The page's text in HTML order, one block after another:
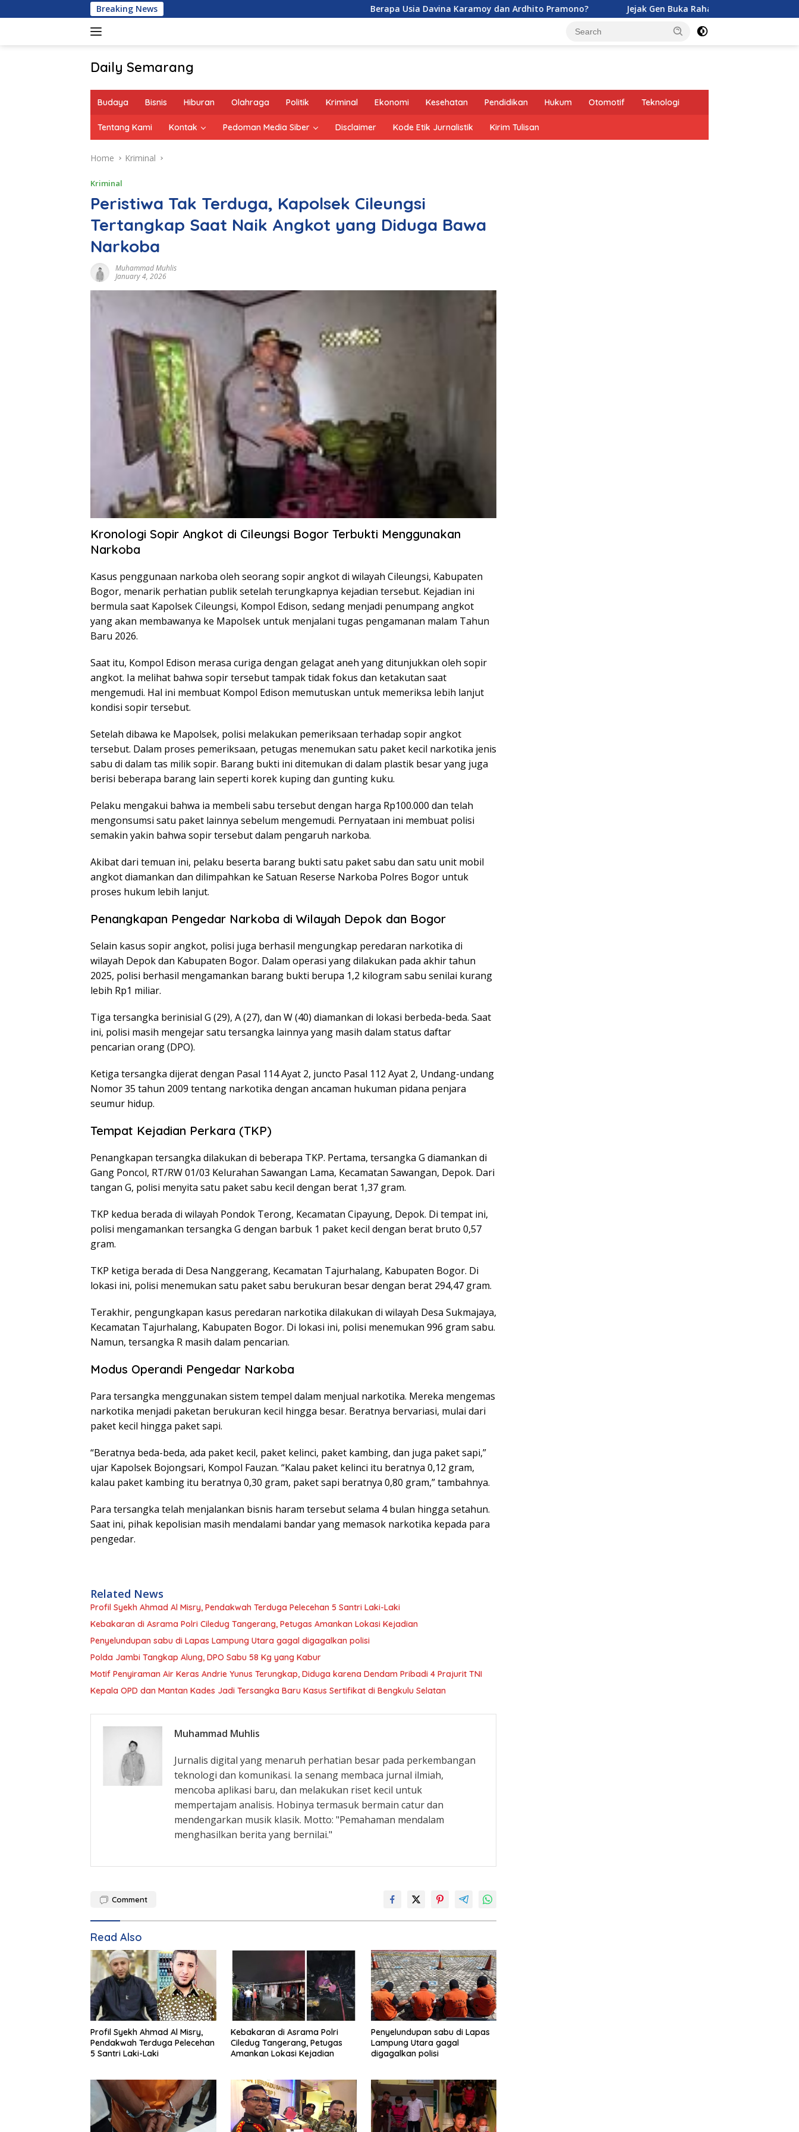
to
Breaking News Berapa Usia Davina Karamoy dan Ardhito Pramono? Jejak Gen Buka Rahasia Kucing di Eropa oleh Tentara
Daily Semarang
Hari
Informasi
Anda"
Budaya Bisnis Hiburan Olahraga Politik Kriminal Ekonomi Kesehatan Pendidikan Hukum Otomotif Teknologi
Tentang Kami Kontak Pedoman Media Siber Disclaimer Kode Etik Jurnalistik Kirim Tulisan
Home Kriminal
Kriminal
Peristiwa Tak Terduga, Kapolsek Cileungsi
Tertangkap Saat Naik Angkot yang Diduga Bawa
Narkoba
Muhammad Muhlis
January 4, 2026
Kronologi Sopir Angkot di Cileungsi Bogor Terbukti Menggunakan
Narkoba
Kasus penggunaan narkoba oleh seorang sopir angkot di wilayah Cileungsi, Kabupaten
Bogor, menarik perhatian publik setelah terungkapnya kejadian tersebut. Kejadian ini
bermula saat Kapolsek Cileungsi, Kompol Edison, sedang menjadi penumpang angkot
yang akan membawanya ke Mapolsek untuk menjalani tugas pengamanan malam Tahun
Baru 2026.
Saat itu, Kompol Edison merasa curiga dengan gelagat aneh yang ditunjukkan oleh sopir
angkot. Ia melihat bahwa sopir tersebut tampak tidak fokus dan ketakutan saat
mengemudi. Hal ini membuat Kompol Edison memutuskan untuk memeriksa lebih lanjut
kondisi sopir tersebut.
Setelah dibawa ke Mapolsek, polisi melakukan pemeriksaan terhadap sopir angkot
tersebut. Dalam proses pemeriksaan, petugas menemukan satu paket kecil narkotika jenis
sabu di dalam tas milik sopir. Barang bukti ini ditemukan di dalam plastik besar yang juga
berisi beberapa barang lain seperti korek kuping dan gunting kuku.
Pelaku mengakui bahwa ia membeli sabu tersebut dengan harga Rp100.000 dan telah
mengonsumsi satu paket lainnya sebelum mengemudi. Pernyataan ini membuat polisi
semakin yakin bahwa sopir tersebut dalam pengaruh narkoba.
Akibat dari temuan ini, pelaku beserta barang bukti satu paket sabu dan satu unit mobil
angkot diamankan dan dilimpahkan ke Satuan Reserse Narkoba Polres Bogor untuk
proses hukum lebih lanjut.
Penangkapan Pengedar Narkoba di Wilayah Depok dan Bogor
Selain kasus sopir angkot, polisi juga berhasil mengungkap peredaran narkotika di
wilayah Depok dan Kabupaten Bogor. Dalam operasi yang dilakukan pada akhir tahun
2025, polisi berhasil mengamankan barang bukti berupa 1,2 kilogram sabu senilai kurang
lebih Rp1 miliar.
Tiga tersangka berinisial G (29), A (27), dan W (40) diamankan di lokasi berbeda-beda. Saat
ini, polisi masih mengejar satu tersangka lainnya yang masih dalam status daftar
pencarian orang (DPO).
Ketiga tersangka dijerat dengan Pasal 114 Ayat 2, juncto Pasal 112 Ayat 2, Undang-undang
Nomor 35 tahun 2009 tentang narkotika dengan ancaman hukuman pidana penjara
seumur hidup.
Tempat Kejadian Perkara (TKP)
Penangkapan tersangka dilakukan di beberapa TKP. Pertama, tersangka G diamankan di
Gang Poncol, RT/RW 01/03 Kelurahan Sawangan Lama, Kecamatan Sawangan, Depok. Dari
tangan G, polisi menyita satu paket sabu kecil dengan berat 1,37 gram.
TKP kedua berada di wilayah Pondok Terong, Kecamatan Cipayung, Depok. Di tempat ini,
polisi mengamankan tersangka G dengan barbuk 1 paket kecil dengan berat bruto 0,57
gram.
TKP ketiga berada di Desa Nanggerang, Kecamatan Tajurhalang, Kabupaten Bogor. Di
lokasi ini, polisi menemukan satu paket sabu berukuran besar dengan berat 294,47 gram.
Terakhir, pengungkapan kasus peredaran narkotika dilakukan di wilayah Desa Sukmajaya,
Kecamatan Tajurhalang, Kabupaten Bogor. Di lokasi ini, polisi menemukan 996 gram sabu.
Namun, tersangka R masih dalam pencarian.
Modus Operandi Pengedar Narkoba
Para tersangka menggunakan sistem tempel dalam menjual narkotika. Mereka mengemas
narkotika menjadi paketan berukuran kecil hingga besar. Beratnya bervariasi, mulai dari
paket kecil hingga paket sapi.
“Beratnya beda-beda, ada paket kecil, paket kelinci, paket kambing, dan juga paket sapi,”
ujar Kapolsek Bojongsari, Kompol Fauzan. “Kalau paket kelinci itu beratnya 0,12 gram,
kalau paket kambing itu beratnya 0,30 gram, paket sapi beratnya 0,80 gram,” tambahnya.
Para tersangka telah menjalankan bisnis haram tersebut selama 4 bulan hingga setahun.
Saat ini, pihak kepolisian masih mendalami bandar yang memasok narkotika kepada para
pengedar.
Related News
Profil Syekh Ahmad Al Misry, Pendakwah Terduga Pelecehan 5 Santri Laki-Laki
Kebakaran di Asrama Polri Ciledug Tangerang, Petugas Amankan Lokasi Kejadian
Penyelundupan sabu di Lapas Lampung Utara gagal digagalkan polisi
Polda Jambi Tangkap Alung, DPO Sabu 58 Kg yang Kabur
Motif Penyiraman Air Keras Andrie Yunus Terungkap, Diduga karena Dendam Pribadi 4 Prajurit TNI
Kepala OPD dan Mantan Kades Jadi Tersangka Baru Kasus Sertifikat di Bengkulu Selatan
Muhammad Muhlis
Jurnalis digital yang menaruh perhatian besar pada perkembangan
teknologi dan komunikasi. Ia senang membaca jurnal ilmiah,
mencoba aplikasi baru, dan melakukan riset kecil untuk
mempertajam analisis. Hobinya termasuk bermain catur dan
mendengarkan musik klasik. Motto: "Pemahaman mendalam
menghasilkan berita yang bernilai."
Comment
Read Also
Profil Syekh Ahmad Al Misry,
Pendakwah Terduga Pelecehan
5 Santri Laki-Laki
Kebakaran di Asrama Polri
Ciledug Tangerang, Petugas
Amankan Lokasi Kejadian
Penyelundupan sabu di Lapas
Lampung Utara gagal
digagalkan polisi